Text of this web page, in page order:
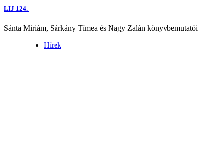
LIJ 124.
Sánta Miriám, Sárkány Tímea és Nagy Zalán könyvbemutatói
Hírek